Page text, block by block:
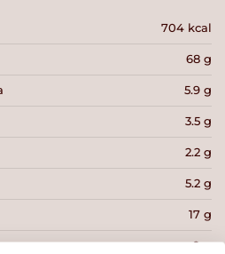
704 kcal
68 g
5.9 g
3.5 g
2.2 g
5.2 g
17 g
0 g